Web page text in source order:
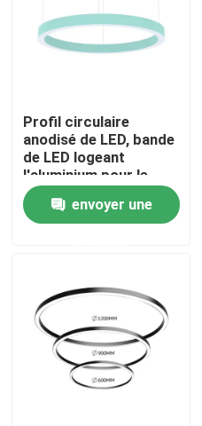
Au sujet de nous
Contrôle de qualité
Contactez-nous
Profil monté extérieur de
Profils enfoncés de LED
Profil circulaire
anodisé de LED, bande
de LED logeant
l'aluminium pour le
bureau de garde-robe
envoyer une